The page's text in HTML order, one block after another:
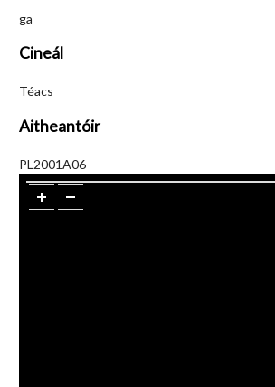
ga
Cineál
Téacs
Aitheantóir
PL2001A06